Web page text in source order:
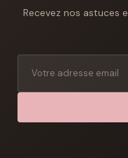
Recevez nos astuces